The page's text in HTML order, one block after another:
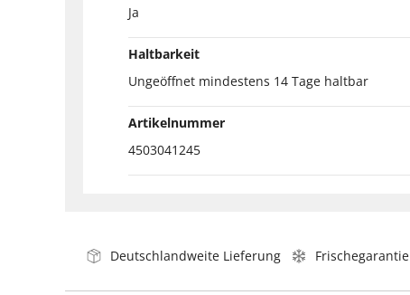
Ja
Haltbarkeit
Ungeöffnet mindestens 14 Tage haltbar
Artikelnummer
4503041245
Deutschlandweite Lieferung Frischegarantie